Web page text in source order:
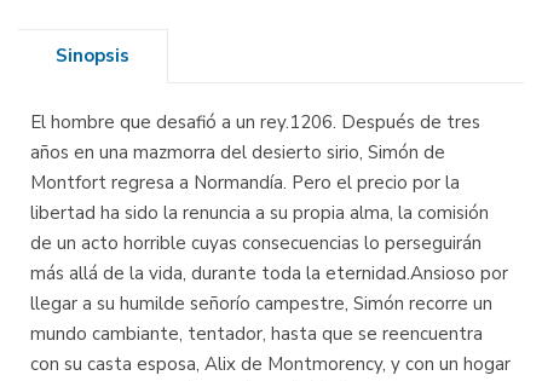
Sinopsis
El hombre que desafió a un rey.1206. Después de tres
años en una mazmorra del desierto sirio, Simón de
Montfort regresa a Normandía. Pero el precio por la
libertad ha sido la renuncia a su propia alma, la comisión
de un acto horrible cuyas consecuencias lo perseguirán
más allá de la vida, durante toda la eternidad.Ansioso por
llegar a su humilde señorío campestre, Simón recorre un
mundo cambiante, tentador, hasta que se reencuentra
con su casta esposa, Alix de Montmorency, y con un hogar